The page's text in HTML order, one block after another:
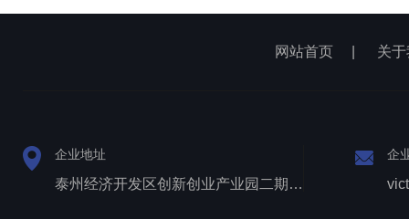
网站首页 关
企业地址
泰州经济开发区创新创业产业园二期1号厂房西侧三层
企